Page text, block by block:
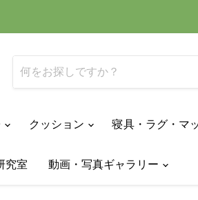
クッション 寝具・ラグ・マ
究室 動画・写真ギャラリー